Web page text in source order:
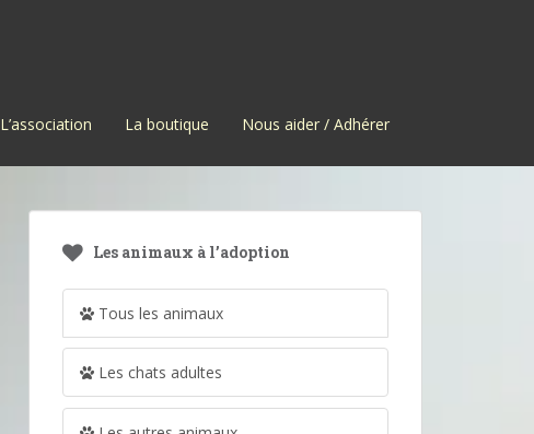
L’association La boutique Nous aider / Adhérer
Les animaux à l’adoption
Tous les animaux
Les chats adultes